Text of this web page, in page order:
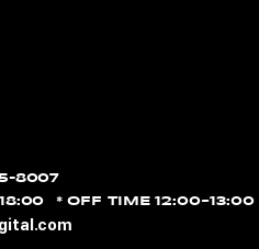
8007
OFF TIME 12:00~13:00